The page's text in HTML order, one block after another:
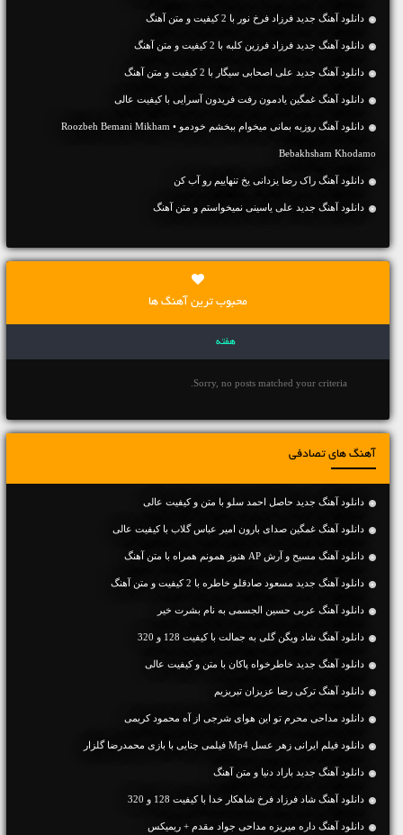
دانلود آهنگ جديد فرزاد فرخ نور با 2 کیفیت و متن آهنگ
دانلود آهنگ جديد فرزاد فرزین کلبه با 2 کیفیت و متن آهنگ
دانلود آهنگ جديد علی اصحابی سیگار با 2 کیفیت و متن آهنگ
دانلود آهنگ غمگین یادمون رفت فریدون آسرایی با کیفیت عالی
دانلود آهنگ روزبه بمانی میخوام ببخشم خودمو • Roozbeh Bemani Mikham
Bebakhsham Khodamo
دانلود آهنگ راک رضا یزدانی یخ تنهاییم رو آب کن
دانلود آهنگ جديد علی یاسینی نمیخواستم و متن آهنگ
محبوب ترین آهنگ ها
هفته
Sorry, no posts matched your criteria.
آهنگ های تصادفی
دانلود آهنگ جديد حاصل احمد سلو با متن و کیفیت عالی
دانلود آهنگ غمگین صدای بارون امیر عباس گلاب با کیفیت عالی
دانلود آهنگ مسیح و آرش AP هنوز همونم همراه با متن آهنگ
دانلود آهنگ جديد مسعود صادقلو خاطره با 2 کیفیت و متن آهنگ
دانلود آهنگ عربی حسین الجسمی به نام بشرت خیر
دانلود آهنگ شاد ویگن گلی به جمالت با کیفیت 128 و 320
دانلود آهنگ جديد خاطرخواه پاکان با متن و کیفیت عالی
دانلود آهنگ ترکی رضا عزیزان تبریزیم
دانلود مداحی محرم تو این هوای شرجی از آه محمود کریمی
دانلود فیلم ایرانی زهر عسل Mp4 فیلمی جنایی با بازی محمدرضا گلزار
دانلود آهنگ جديد باراد دنیا و متن آهنگ
دانلود آهنگ شاد فرزاد فرخ شاهکار خدا با کیفیت 128 و 320
دانلود آهنگ داره میریزه مداحی جواد مقدم + ریمیکس